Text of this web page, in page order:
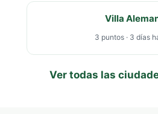
Villa
3 puntos · 3 días
Ver todas las